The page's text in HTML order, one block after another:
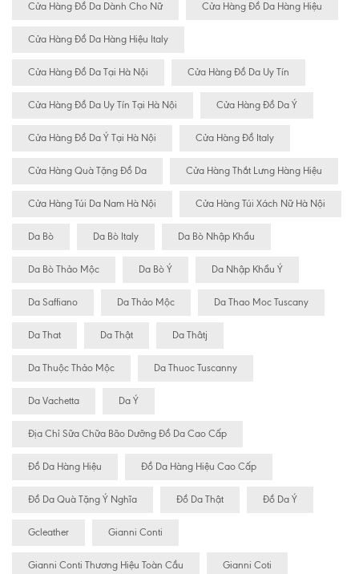
Cửa Hàng Đồ Da Dành Cho Nữ Cửa Hàng Đồ Da Hàng Hiệu
Cửa Hàng Đồ Da Hàng Hiệu Italy
Cửa Hàng Đồ Da Tại Hà Nội Cửa Hàng Đồ Da Uy Tín
Cửa Hàng Đồ Da Uy Tín Tại Hà Nội Cửa Hàng Đồ Da Ý
Cửa Hàng Đồ Da Ý Tại Hà Nội Cửa Hàng Đồ Italy
Cửa Hàng Quà Tặng Đồ Da Cửa Hàng Thắt Lưng Hàng Hiệu
Cửa Hàng Túi Da Nam Hà Nội Cửa Hàng Túi Xách Nữ Hà Nội
Da Bò Da Bò Italy Da Bò Nhập Khẩu
Da Bò Thảo Mộc Da Bò Ý Da Nhập Khẩu Ý
Da Saffiano Da Thảo Mộc Da Thao Moc Tuscany
Da That Da Thật Da Thâtj
Da Thuộc Thảo Mộc Da Thuoc Tuscanny
Da Vachetta Da Ý
Địa Chỉ Sữa Chữa Bão Dưỡng Đồ Da Cao Cấp
Đồ Da Hàng Hiệu Đồ Da Hàng Hiệu Cao Cấp
Đồ Da Quà Tặng Ý Nghĩa Đồ Da Thật Đồ Da Ý
Gcleather Gianni Conti
Gianni Conti Thương Hiệu Toàn Cầu Gianni Coti